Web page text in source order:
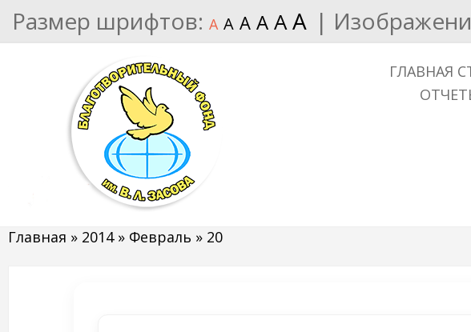
Размер шрифтов: A A A A AA |
ГЛАВНАЯ
Главная » 2014 » Февраль » 20